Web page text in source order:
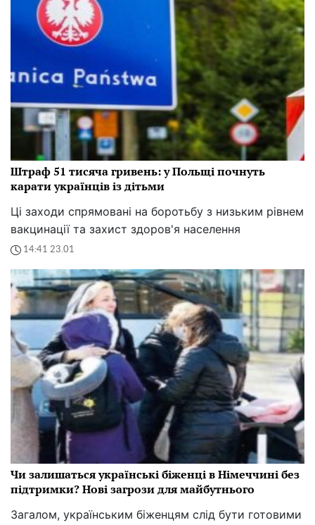
Штраф 51 тисяча гривень: у Польщі почнуть
карати українців із дітьми
Ці заходи спрямовані на боротьбу з низьким рівнем
вакцинації та захист здоров'я населення
14:41 23.01
Чи залишаться українські біженці в Німеччині без
підтримки? Нові загрози для майбутнього
Загалом, українським біженцям слід бути готовими